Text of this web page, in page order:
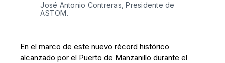
José Antonio Contreras, Presidente de
ASTOM.
En el marco de este nuevo récord histórico
alcanzado por el Puerto de Manzanillo durante el